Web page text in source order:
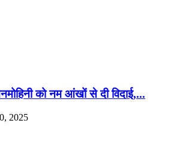
को नम आंखों से दी विदाई,...
2025